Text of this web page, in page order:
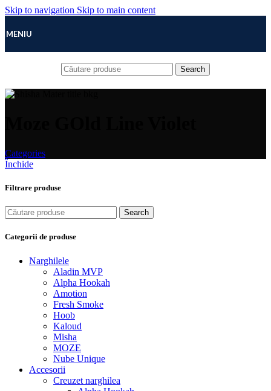
Skip to navigation Skip to main content
MENIU
Search
Categories
Închide
Filtrare produse
Search
Categorii de produse
Narghilele
Aladin MVP
Alpha Hookah
Amotion
Fresh Smoke
Hoob
Kaloud
Misha
MOZE
Nube Unique
Accesorii
Creuzet narghilea